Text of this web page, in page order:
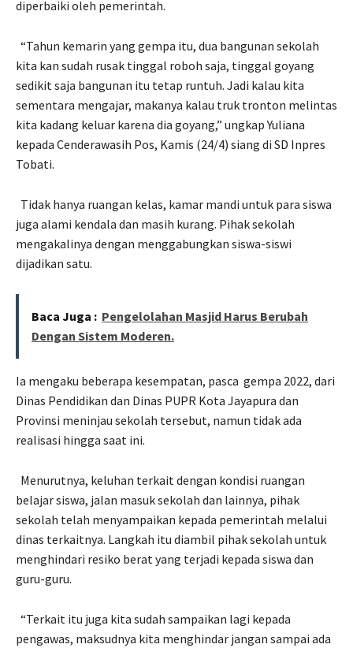
diperbaiki oleh pemerintah.
“Tahun kemarin yang gempa itu, dua bangunan sekolah
kita kan sudah rusak tinggal roboh saja, tinggal goyang
sedikit saja bangunan itu tetap runtuh. Jadi kalau kita
sementara mengajar, makanya kalau truk tronton melintas
kita kadang keluar karena dia goyang,” ungkap Yuliana
kepada Cenderawasih Pos, Kamis (24/4) siang di SD Inpres
Tobati.
Tidak hanya ruangan kelas, kamar mandi untuk para siswa
juga alami kendala dan masih kurang. Pihak sekolah
mengakalinya dengan menggabungkan siswa-siswi
dijadikan satu.
Baca Juga : Pengelolahan Masjid Harus Berubah
Dengan Sistem Moderen.
Ia mengaku beberapa kesempatan, pasca gempa 2022, dari
Dinas Pendidikan dan Dinas PUPR Kota Jayapura dan
Provinsi meninjau sekolah tersebut, namun tidak ada
realisasi hingga saat ini.
Menurutnya, keluhan terkait dengan kondisi ruangan
belajar siswa, jalan masuk sekolah dan lainnya, pihak
sekolah telah menyampaikan kepada pemerintah melalui
dinas terkaitnya. Langkah itu diambil pihak sekolah untuk
menghindari resiko berat yang terjadi kepada siswa dan
guru-guru.
“Terkait itu juga kita sudah sampaikan lagi kepada
pengawas, maksudnya kita menghindar jangan sampai ada